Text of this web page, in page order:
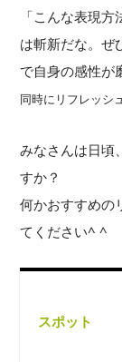
「こんな表現
は斬新だな。ぜ
で自身の感性が
同時にリフレッシ
みなさんは日頃
すか？
何かおすすめの
てください^ ^
スポット